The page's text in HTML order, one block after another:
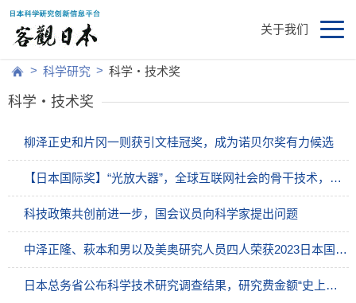
关于我们
> 科学研究 > 科学・技术奖
科学・技术奖
柳泽正史和片冈一则获引文桂冠奖，成为诺贝尔奖有力候选
【日本国际奖】“光放大器”，全球互联网社会的骨干技术，开拓长距离大容量通信之路
科技政策共创前进一步，国会议员向科学家提出问题
中泽正隆、萩本和男以及美奥研究人员四人荣获2023日本国际奖
日本总务省公布科学技术研究调查结果，研究费金额“史上最高”但实质减少